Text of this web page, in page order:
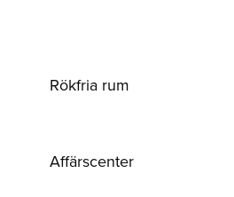
Rökfria rum
Affärscenter